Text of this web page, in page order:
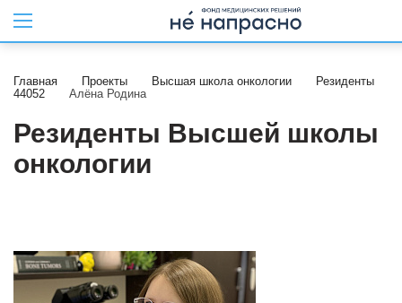
Главная Проекты Высшая школа онкологии
Резиденты
44052
Алёна Родина
Резиденты Высшей школы
онкологии